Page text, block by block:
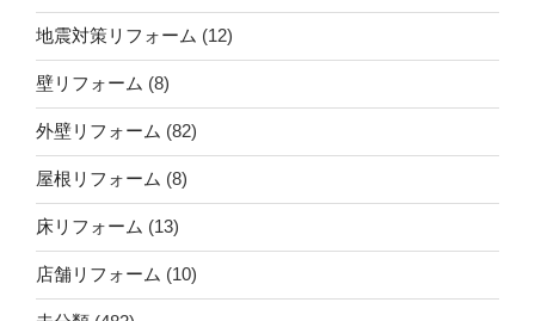
地震対策リフォーム (12)
壁リフォーム (8)
外壁リフォーム (82)
屋根リフォーム (8)
床リフォーム (13)
店舗リフォーム (10)